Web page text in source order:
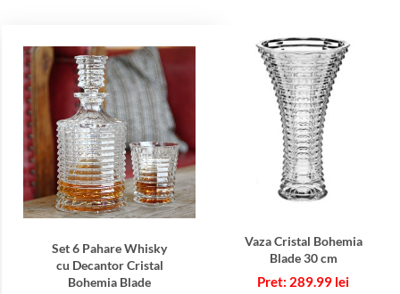
Set 6 Pahare Whisky
cu Decantor Cristal
Bohemia Blade
Vaza Cristal Bohemia
Blade 30 cm
289.99 lei